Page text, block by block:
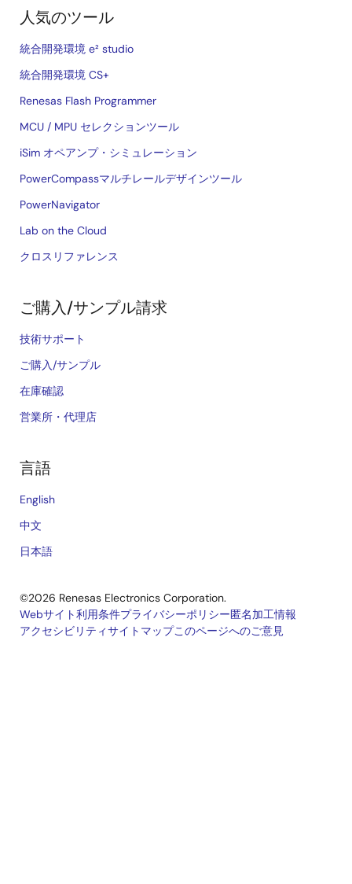
人気のツール
統合開発環境 e² studio
統合開発環境 CS+
Renesas Flash Programmer
MCU / MPU セレクションツール
iSim オペアンプ・シミュレーション
PowerCompassマルチレールデザインツール
PowerNavigator
Lab on the Cloud
クロスリファレンス
ご購入/サンプル請求
技術サポート
ご購入/サンプル
在庫確認
営業所・代理店
言語
English
中文
日本語
©2026 Renesas Electronics Corporation.
Legal
Webサイト利用条件プライバシーポリシー匿名加工情報
アクセシビリティサイトマップこのページへのご意見